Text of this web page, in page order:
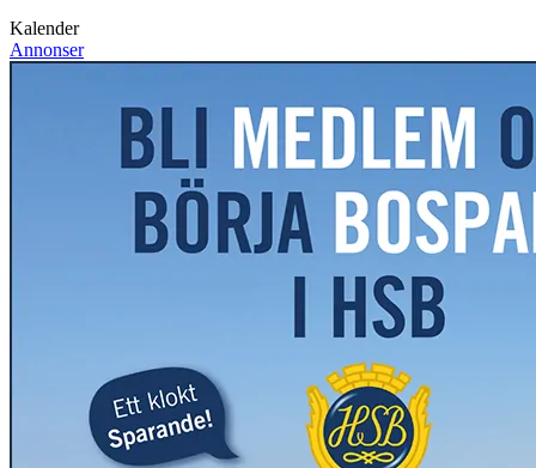
Kalender
Annonser